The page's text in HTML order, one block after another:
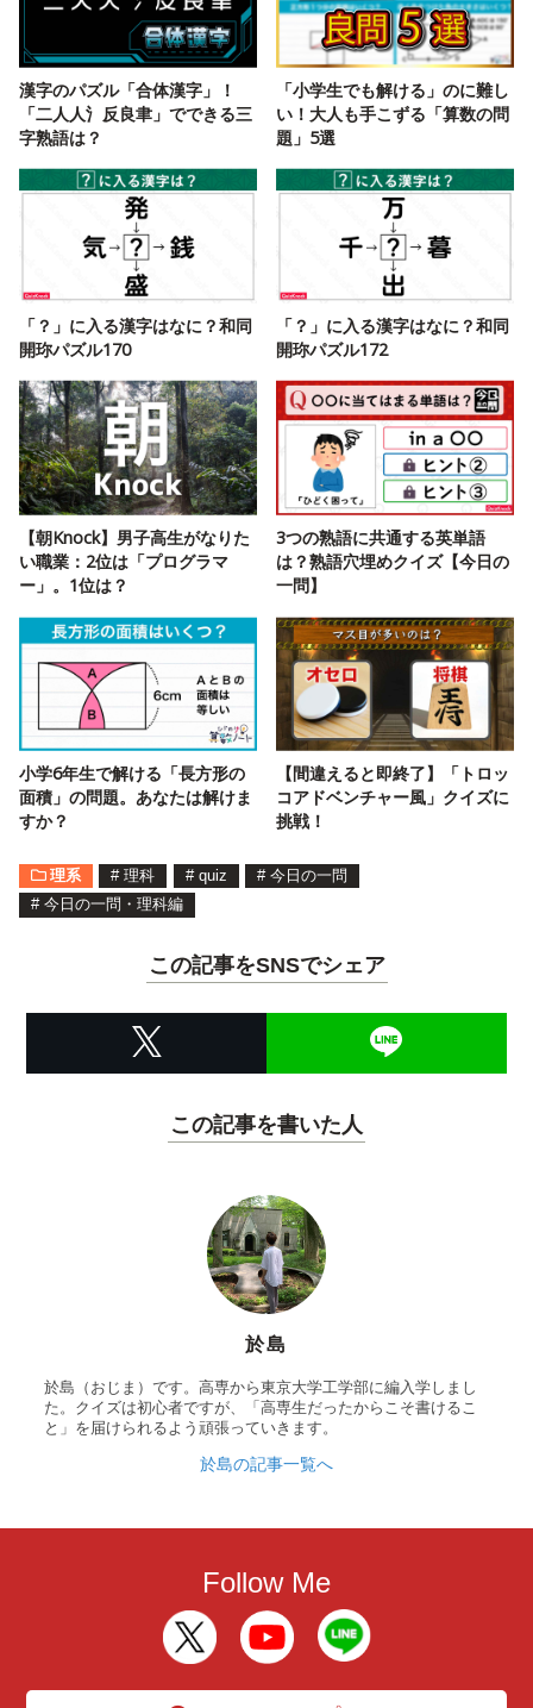
漢字のパズル「合体漢字」！
「二人人氵反良聿」でできる三
字熟語は？
「小学生でも解ける」のに難し
い！大人も手こずる「算数の問
題」5選
「？」に入る漢字はなに？和同
開珎パズル170
「？」に入る漢字はなに？和同
開珎パズル172
【朝Knock】男子高生がなりた
い職業：2位は「プログラマ
ー」。1位は？
3つの熟語に共通する英単語
は？熟語穴埋めクイズ【今日の
一問】
小学6年生で解ける「長方形の
面積」の問題。あなたは解けま
すか？
【間違えると即終了】「トロッ
コアドベンチャー風」クイズに
挑戦！
理系 # 理科 # quiz # 今日の一問
# 今日の一問・理科編
この記事をSNSでシェア
この記事を書いた人
於島
於島（おじま）です。高専から東京大学工学部に編入学しまし
た。クイズは初心者ですが、「高専生だったからこそ書けるこ
と」を届けられるよう頑張っていきます。
於島の記事一覧へ
Follow Me